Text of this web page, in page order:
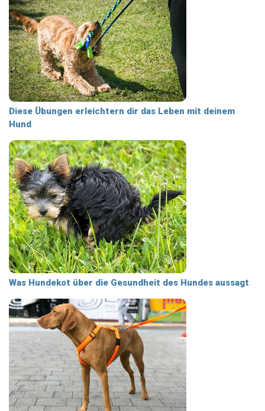
Diese Übungen erleichtern dir das Leben mit deinem
Hund
Was Hundekot über die Gesundheit des Hundes aussagt